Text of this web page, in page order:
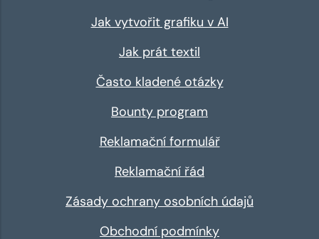
Jak vytvořit grafiku v AI
Jak prát textil
Často kladené otázky
Bounty program
Reklamační formulář
Reklamační řád
Zásady ochrany osobních údajů
Obchodní podmínky